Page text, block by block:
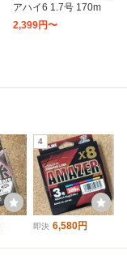
アハイ6 1.7号 170m
2,399円〜
4
即決 6,580円